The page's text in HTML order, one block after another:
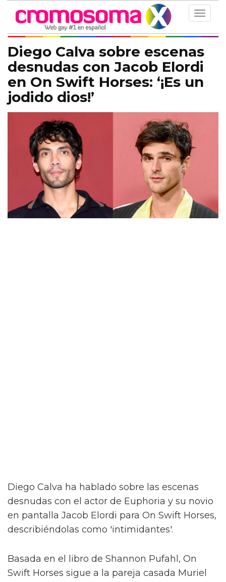
Toggle
Diego Calva sobre escenas
desnudas con Jacob Elordi
en On Swift Horses: ‘¡Es un
jodido dios!’
Diego Calva ha hablado sobre las escenas
desnudas con el actor de Euphoria y su novio
en pantalla Jacob Elordi para On Swift Horses,
describiéndolas como 'intimidantes'.
Basada en el libro de Shannon Pufahl, On
Swift Horses sigue a la pareja casada Muriel